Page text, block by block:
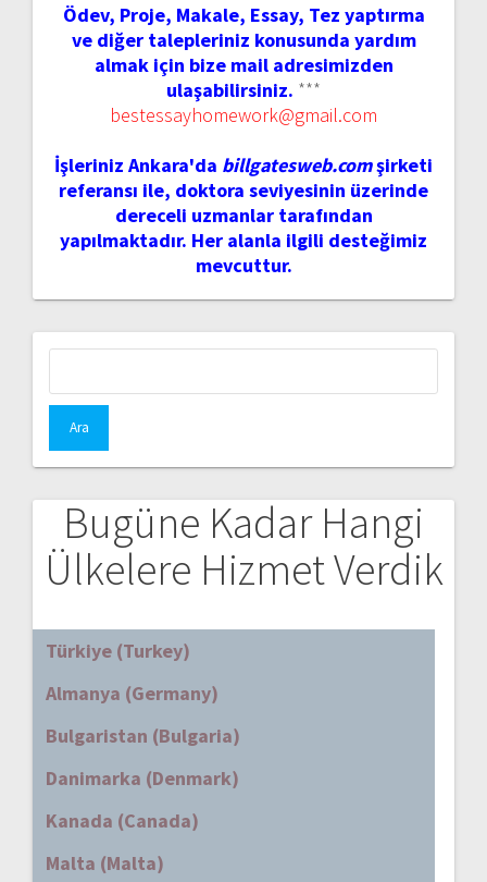
Ödev, Proje, Makale, Essay, Tez yaptırma
ve diğer talepleriniz konusunda yardım
almak için bize mail adresimizden
ulaşabilirsiniz. ***
bestessayhomework@gmail.com
İşleriniz Ankara'da billgatesweb.comşirketi
referansı ile, doktora seviyesinin üzerinde
dereceli uzmanlar tarafından
yapılmaktadır. Her alanla ilgili desteğimiz
mevcuttur.
Bugüne Kadar Hangi
Ülkelere Hizmet Verdik
Türkiye (Turkey)
Almanya (Germany)
Bulgaristan (Bulgaria)
Danimarka (Denmark)
Kanada (Canada)
Malta (Malta)